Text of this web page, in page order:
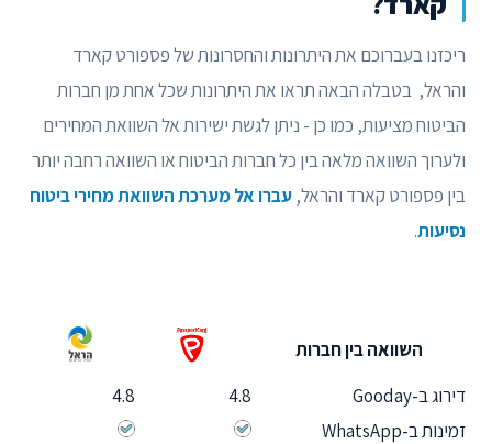
ריכזנו בעברוכם את היתרונות והחסרונות של פספורט קארד
והראל, בטבלה הבאה תראו את היתרונות שכל אחת מן חברות
הביטוח מציעות, כמו כן - ניתן לגשת ישירות אל השוואת המחירים
ולערוך השוואה מלאה בין כל חברות הביטוח או השוואה רחבה יותר
בין פספורט קארד והראל, עברו אל מערכת השוואת מחירי ביטוח
נסיעות.
השוואה בין חברות
דירוג ב-Gooday
4.8
4.8
זמינות ב-WhatsApp